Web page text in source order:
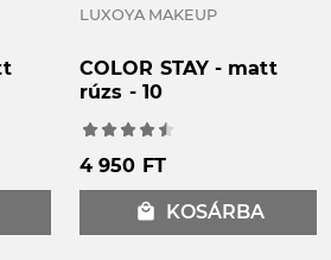
LUXOYA MAKEUP
COLOR STAY - matt
rúzs - 10
4 950 FT
local_mall KOSÁRBA